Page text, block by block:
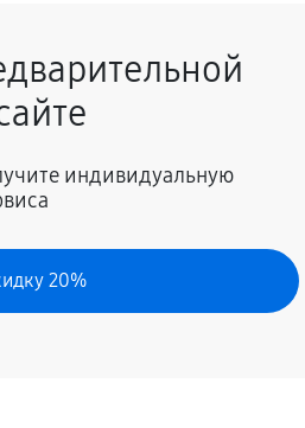
60 минут Заказать
индивидуальную
20%